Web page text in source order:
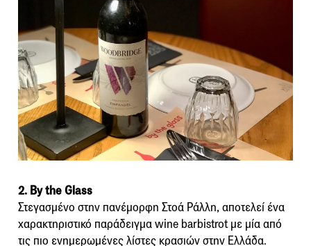
2. By the Glass
Στεγασμένο στην πανέμορφη Στοά Ράλλη, αποτελεί ένα
χαρακτηριστικό παράδειγμα wine barbistrot με μία από
τις πιο ενημερωμένες λίστες κρασιών στην Ελλάδα.